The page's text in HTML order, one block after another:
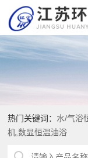
热门关键词： 水/气浴
机,数显恒温油浴